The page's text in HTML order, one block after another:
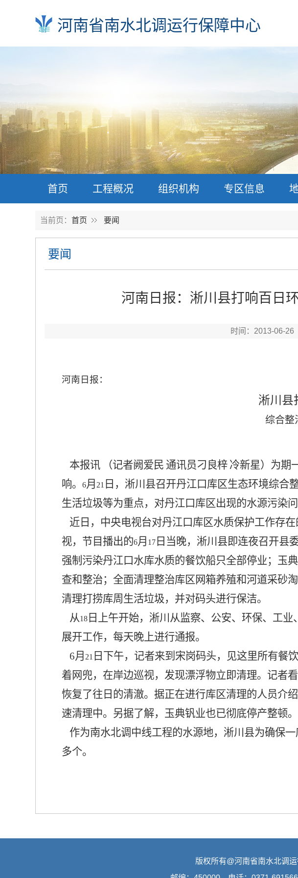
河南省南水北调运行保障中心
首页 工程概况 组织机构 专区信息
当前页： 首页 要闻
要闻
河南日报：淅川县打响百日
时间：2013-
河南日报：
淅川县
综合整
本报讯 （记者阙爱民 通讯员刁良梓 冷新星）为期
响。
6月 21 日，淅川县召开丹江口库区生态环境综合
生活垃圾等为重点，对丹江口库区出现的水源污染问
近日，中央电视台对丹江口库区水质保护工作存
视，节目播出的6月 17 日当晚，淅川县即连夜召开县
强制污染丹江口水库水质的餐饮船只全部停业；玉
查和整治；全面清理整治库区网箱养殖和河道采砂
清理打捞库周生活垃圾，并对码头进行保洁。
从18 日上午开始，淅川从监察、公安、环保、工
展开工作，每天晚上进行通报。
6月 21 日下午，记者来到宋岗码头，见这里所有餐
着网兜，在岸边巡视，发现漂浮物立即清理。记者
恢复了往日的清澈。据正在进行库区清理的人员介
速清理中。另据了解，玉典钒业也已彻底停产整顿。
作为南水北调中线工程的水源地，淅川县为确保
多个。
版权所有@河南省南水北调